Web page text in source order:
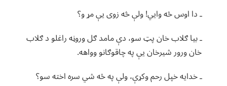
ـ دا اوس څه وایي! ولې څه زوی یې مړ و؟
ـ بیا ګلاب خان پټ سو، دې مامد ګل وروڼه راغلو د ګلاب
خان ورور شیرخان یې په چاقوګانو وواهه.
ـ خدایه خپل رحم وکړې، ولې په څه شي سره اخته سو؟